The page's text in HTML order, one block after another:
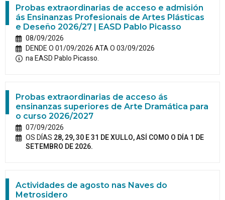
Probas extraordinarias de acceso e admisión
ás Ensinanzas Profesionais de Artes Plásticas
e Deseño 2026/27 | EASD Pablo Picasso
08/09/2026
DENDE O 01/09/2026 ATA O 03/09/2026
na EASD Pablo Picasso.
Probas extraordinarias de acceso ás
ensinanzas superiores de Arte Dramática para
o curso 2026/2027
07/09/2026
OS DÍAS 28, 29, 30 E 31 DE XULLO, ASÍ COMO O DÍA 1 DE
SETEMBRO DE 2026.
Actividades de agosto nas Naves do
Metrosidero